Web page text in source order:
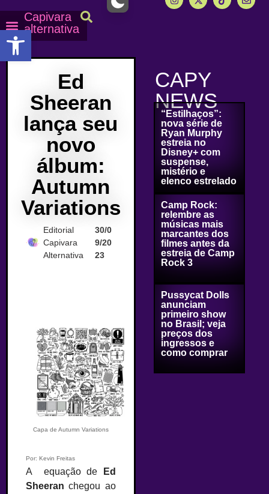
Capivara
alternativa
Ed
Sheeran
lança seu
novo
álbum:
Autumn
Variations
Editorial
Capivara
Alternativa
30/0
9/20
23
Capa de Autumn Variations
Por: Kevin Freitas
A equação de
Ed
Sheeran chegou ao
CAPY
NEWS
“Estilhaços”:
nova série de
Ryan Murphy
estreia no
Disney+ com
suspense,
mistério e
elenco estrelado
Camp Rock:
relembre as
músicas mais
marcantes dos
filmes antes da
estreia de Camp
Rock 3
Pussycat Dolls
anunciam
primeiro show
no Brasil; veja
preços dos
ingressos e
como comprar
Abrir a barra de ferramentas